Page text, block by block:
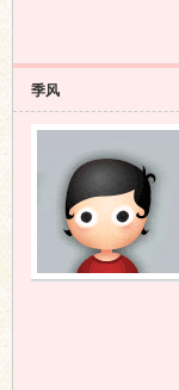
季风